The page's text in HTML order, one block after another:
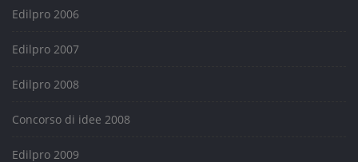
Edilpro 2006
Edilpro 2007
Edilpro 2008
Concorso di idee 2008
Edilpro 2009